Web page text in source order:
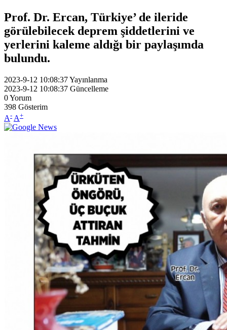
Prof. Dr. Ercan, Türkiye’ de ileride
görülebilecek deprem şiddetlerini ve
yerlerini kaleme aldığı bir paylaşımda
bulundu.
2023-9-12 10:08:37Yayınlanma
2023-9-12 10:08:37 Güncelleme
0Yorum
398 Gösterim
A- A+